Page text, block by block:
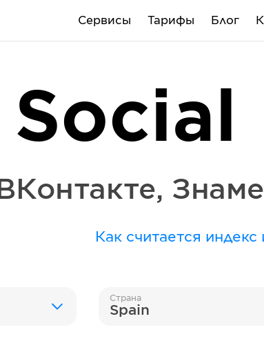
Сервисы Тарифы Блог
Social
ВКонтакте,
Как считается индекс
Страна
Spain